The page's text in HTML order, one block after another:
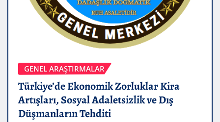
GENEL ARAŞTIRMALAR
Türkiye’de Ekonomik Zorluklar Kira
Artışları, Sosyal Adaletsizlik ve Dış
Düşmanların Tehditi